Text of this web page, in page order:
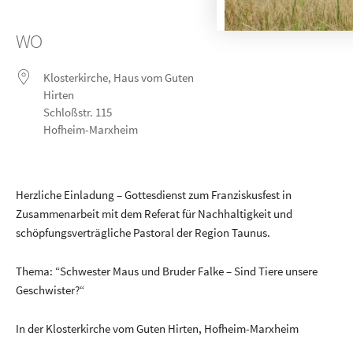
Outlook Live
WO
Klosterkirche, Haus vom Guten
Hirten
Schloßstr. 115
Hofheim-Marxheim
Herzliche Einladung – Gottesdienst zum Franziskusfest in
Zusammenarbeit mit dem Referat für Nachhaltigkeit und
schöpfungsverträgliche Pastoral der Region Taunus.
Thema: “Schwester Maus und Bruder Falke – Sind Tiere unsere
Geschwister?“
In der Klosterkirche vom Guten Hirten, Hofheim-Marxheim